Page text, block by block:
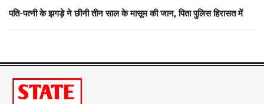
पति-पत्नी के झगड़े ने छीनी तीन साल के मासूम की जान, पिता पुलिस हिरासत में